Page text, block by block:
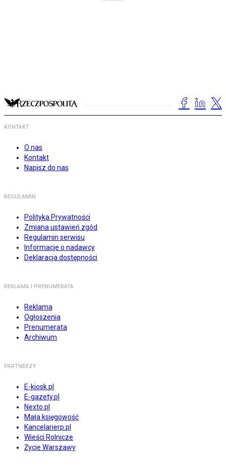
KONTAKT
O nas
Kontakt
Napisz do nas
REGULAMIN
Polityka Prywatności
Zmiana ustawień zgód
Regulamin serwisu
Informacje o nadawcy
Deklaracja dostępności
REKLAMA I PRENUMERATA
Reklama
Ogłoszenia
Prenumerata
Archiwum
PARTNERZY
E-kiosk.pl
E-gazety.pl
Nexto.pl
Mała księgowość
Kancelarierp.pl
Wieści Rolnicze
Życie Warszawy